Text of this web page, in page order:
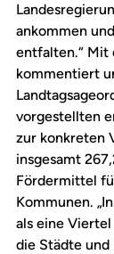
ankommen
entfalten.“ Mit
kommentiert
vorgestellten
zur konkreten
insgesamt
Fördermittel
Kommunen.
als eine
die Städte und